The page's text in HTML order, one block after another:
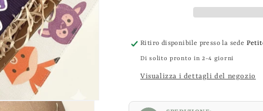
Giovani
Lettori
Giovani
Lettori
Ritiro disponibile presso la sede
Di solito pronto in 2-4 giorni
Visualizza i dettagli del negozio